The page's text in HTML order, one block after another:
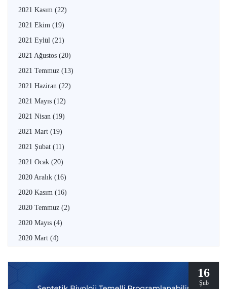
2021 Kasım (22)
2021 Ekim (19)
2021 Eylül (21)
2021 Ağustos (20)
2021 Temmuz (13)
2021 Haziran (22)
2021 Mayıs (12)
2021 Nisan (19)
2021 Mart (19)
2021 Şubat (11)
2021 Ocak (20)
2020 Aralık (16)
2020 Kasım (16)
2020 Temmuz (2)
2020 Mayıs (4)
2020 Mart (4)
16
Şub